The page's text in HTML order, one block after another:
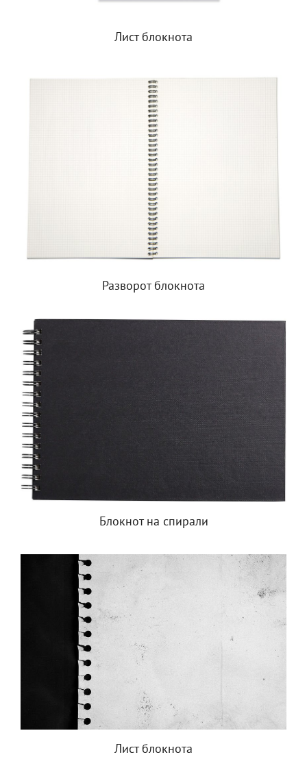
Лист блокнота
Разворот блокнота
Блокнот на спирали
Лист блокнота